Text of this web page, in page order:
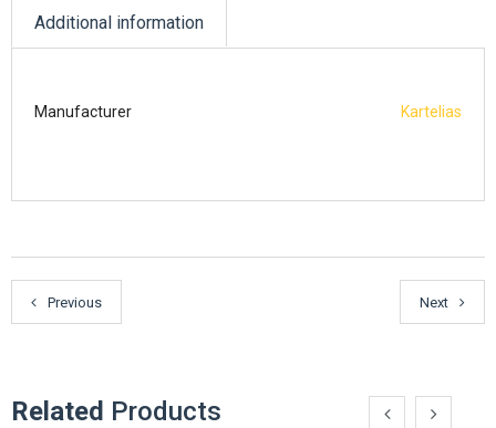
Additional information
Manufacturer Kartelias
Previous Next
Related Products